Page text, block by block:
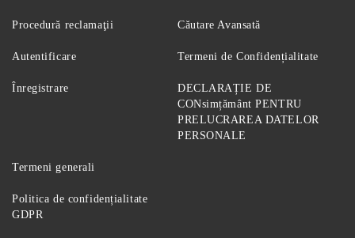
Procedură reclamaţii
Autentificare
Înregistrare
Căutare Avansată
Termeni de Confidențialitate
DECLARAȚIE DE
CONsimțământ PENTRU
PRELUCRAREA DATELOR
PERSONALE
Termeni generali
Politica de confidențialitate
GDPR